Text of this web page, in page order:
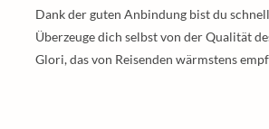
Dank der guten Anbindung bist du
Überzeuge dich selbst von der Qualität
Glori, das von Reisenden wärmstens